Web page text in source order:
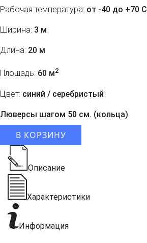
Рабочая температура: от -40 до +70 C
Ширина: 3 м
Длина: 20 м
Площадь: 60 м2
Цвет: синий / серебристый
Люверсы шагом 50 см. (кольца)
В КОРЗИНУ
Описание
Характеристики
Информация